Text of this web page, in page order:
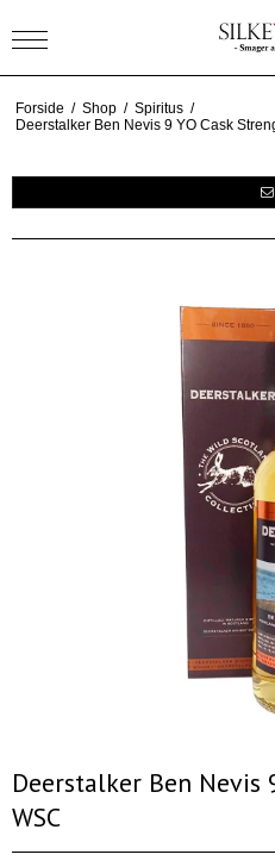
Forside / Shop / Spiritus /
Deerstalker Ben Nevis 9 YO Cask
Deerstalker Ben Nevis
WSC